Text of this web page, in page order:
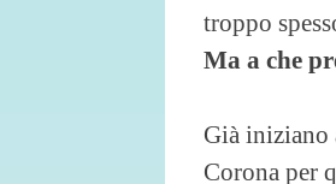
troppo
Ma a che
Già iniziano
Corona per